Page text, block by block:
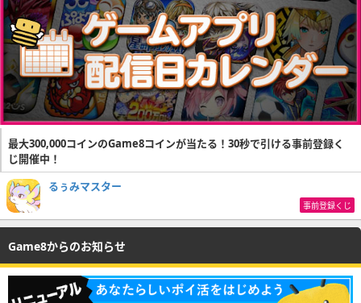
最大300,000コインのGame8コインが当たる！30秒で引ける事前登録く
じ開催中！
るぅみマスター
事前登録くじ
Game8からのお知らせ